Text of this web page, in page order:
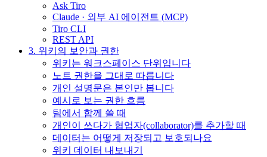
Ask Tiro
Claude · 외부 AI 에이전트 (MCP)
Tiro CLI
REST API
3. 위키의 보안과 권한
위키는 워크스페이스 단위입니다
노트 권한을 그대로 따릅니다
개인 설명문은 본인만 봅니다
예시로 보는 권한 흐름
팀에서 함께 쓸 때
개인이 쓰다가 협업자(collaborator)를 추가할 때
데이터는 어떻게 저장되고 보호되나요
위키 데이터 내보내기